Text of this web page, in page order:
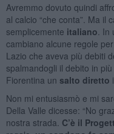
Avremmo dovuto quindi
al calcio “che conta”. Ma il
semplicemente italiano .
cambiano alcune regole
Lazio che aveva più debiti
spalmandogli il debito in
Fiorentina un salto diretto
Non mi entusiasmò e mi
Della Valle dicesse: “No
nostra strada. C’è il